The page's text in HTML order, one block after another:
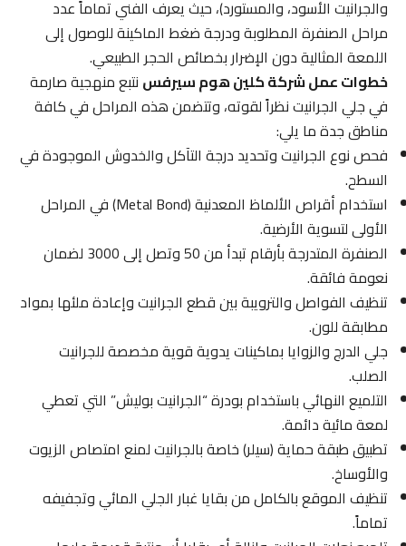
والجرانيت الأسود، والمستورد)، حيث يعرف الفني تماماً عدد
مراحل الصنفرة المطلوبة ودرجة ضغط الماكينة للوصول إلى
اللمعة المثالية دون الإضرار بخصائص الحجر الطبيعي.
خطوات عمل شركة كلين هوم سيرفسنتبع منهجية صارمة
في جلي الجرانيت نظراً لقوته، وتتضمن هذه المراحل في كافة
مناطق جدة ما يلي:
فحص نوع الجرانيت وتحديد درجة التآكل والخدوش الموجودة في
السطح.
استخدام أقراص الألماظ المعدنية (Metal Bond) في المراحل
الأولى لتسوية الأرضية.
الصنفرة المتدرجة بأرقام تبدأ من 50 وتصل إلى 3000 لضمان
نعومة فائقة.
تنظيف الفواصل والترويبة بين قطع الجرانيت وإعادة ملئها بمواد
مطابقة للون.
جلي الدرج والزوايا بماكينات يدوية قوية مخصصة للجرانيت
الصلب.
التلميع النهائي باستخدام بودرة “الجرانيت بوليش” التي تعطي
لمعة مائية دائمة.
تطبيق طبقة حماية (سيلر) خاصة بالجرانيت لمنع امتصاص الزيوت
والأوساخ.
تنظيف الموقع بالكامل من بقايا غبار الجلي المائي وتجفيفه
تماماً.